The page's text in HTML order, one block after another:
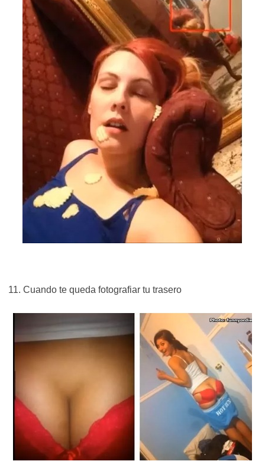
Cuando te queda fotografiar tu trasero